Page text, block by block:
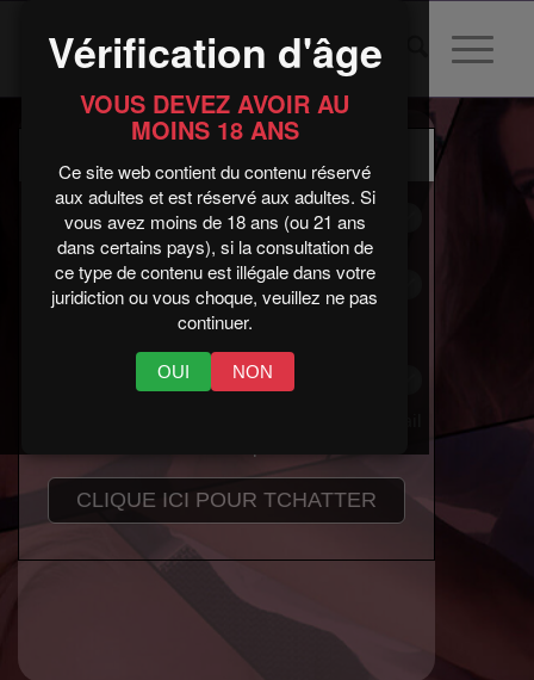
Vérification d'âge
VOUS DEVEZ AVOIR AU
MOINS 18 ANS
Ce site web contient du contenu réservé
aux adultes et est réservé aux adultes. Si
vous avez moins de 18 ans (ou 21 ans
dans certains pays), si la consultation de
ce type de contenu est illégale dans votre
juridiction ou vous choque, veuillez ne pas
continuer.
OUI NON